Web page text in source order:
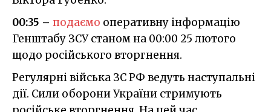
00:35 – подаємо оперативну інформацію
Генштабу ЗСУ станом на 00:00 25 лютого
щодо російського вторгнення.
Регулярні війська ЗС РФ ведуть наступальні
дії. Сили оборони України стримують